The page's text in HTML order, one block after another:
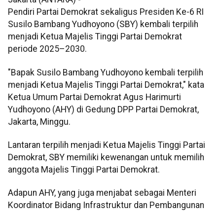
Pendiri Partai Demokrat sekaligus Presiden Ke-6 RI
Susilo Bambang Yudhoyono (SBY) kembali terpilih
menjadi Ketua Majelis Tinggi Partai Demokrat
periode 2025–2030.
"Bapak Susilo Bambang Yudhoyono kembali terpilih
menjadi Ketua Majelis Tinggi Partai Demokrat," kata
Ketua Umum Partai Demokrat Agus Harimurti
Yudhoyono (AHY) di Gedung DPP Partai Demokrat,
Jakarta, Minggu.
Lantaran terpilih menjadi Ketua Majelis Tinggi Partai
Demokrat, SBY memiliki kewenangan untuk memilih
anggota Majelis Tinggi Partai Demokrat.
Adapun AHY, yang juga menjabat sebagai Menteri
Koordinator Bidang Infrastruktur dan Pembangunan